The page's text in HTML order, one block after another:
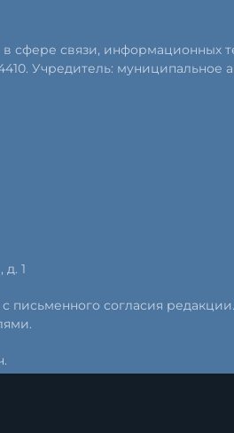
сфере связи, информационных
Учредитель: муниципальное
1
письменного согласия